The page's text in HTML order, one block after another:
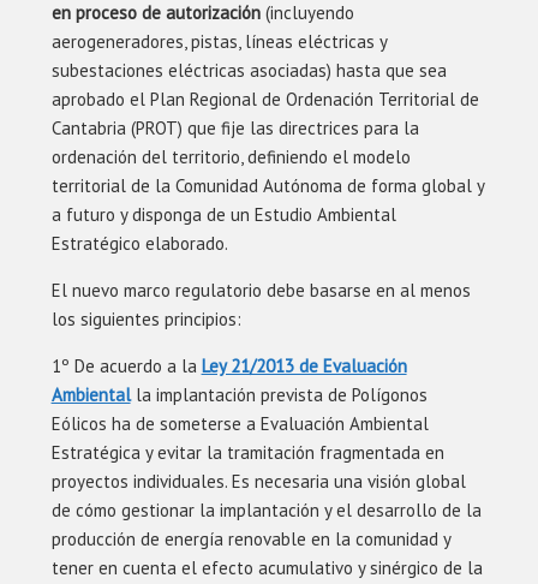
en proceso de autorización (incluyendo
aerogeneradores, pistas, líneas eléctricas y
subestaciones eléctricas asociadas) hasta que sea
aprobado el Plan Regional de Ordenación Territorial de
Cantabria (PROT) que fije las directrices para la
ordenación del territorio, definiendo el modelo
territorial de la Comunidad Autónoma de forma global y
a futuro y disponga de un Estudio Ambiental
Estratégico elaborado.
El nuevo marco regulatorio debe basarse en al menos
los siguientes principios:
1º De acuerdo a la Ley 21/2013 de Evaluación
Ambientalla implantación prevista de Polígonos
Eólicos ha de someterse a Evaluación Ambiental
Estratégica y evitar la tramitación fragmentada en
proyectos individuales. Es necesaria una visión global
de cómo gestionar la implantación y el desarrollo de la
producción de energía renovable en la comunidad y
tener en cuenta el efecto acumulativo y sinérgico de la